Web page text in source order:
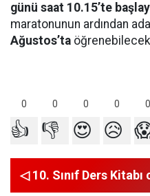
günü saat 10.15’te
maratonunun ardından
Ağustos’ta
0 0 0 0 0
👍 👎 😍 😥
◁ 10. Sınıf Ders Kitabı